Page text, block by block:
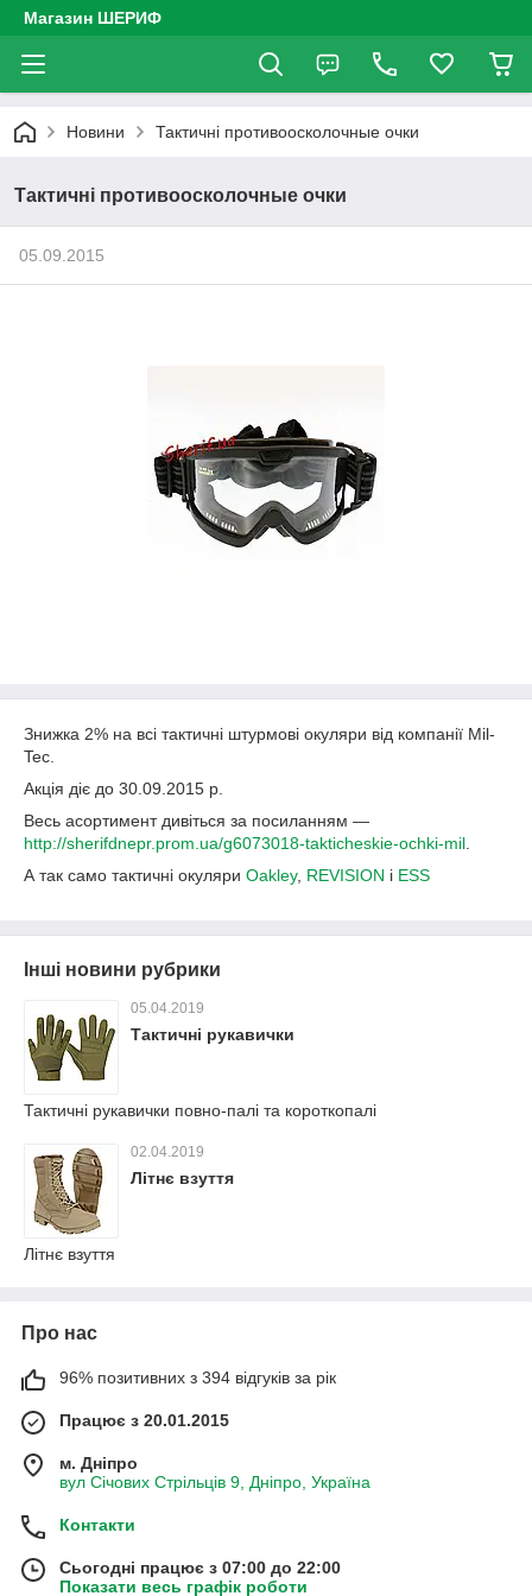
Магазин ШЕРИФ
Новини Тактичні противоосколочные очки
Тактичні противоосколочные очки
05.09.2015
Знижка 2% на всі тактичні штурмові окуляри від компанії Mil-
Tec.
Акція діє до 30.09.2015 р.
Весь асортимент дивіться за посиланням ―
http://sherifdnepr.prom.ua/g6073018-takticheskie-ochki-mil
А так само тактичні окуляри Oakley, REVISION і ESS
Інші новини рубрики
05.04.2019
Тактичні рукавички
Тактичні рукавички повно-палі та короткопалі
02.04.2019
Літнє взуття
Літнє взуття
Про нас
96% позитивних з 394 відгуків за рік
Працює з 20.01.2015
м. Дніпро
вул Січових Стрільців 9, Дніпро, Україна
Контакти
Сьогодні працює з 07:00 до 22:00
Показати весь графік роботи